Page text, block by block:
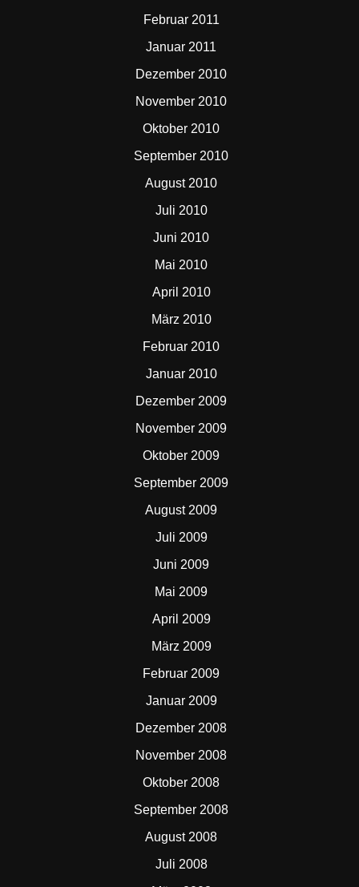
Februar 2011
Januar 2011
Dezember 2010
November 2010
Oktober 2010
September 2010
August 2010
Juli 2010
Juni 2010
Mai 2010
April 2010
März 2010
Februar 2010
Januar 2010
Dezember 2009
November 2009
Oktober 2009
September 2009
August 2009
Juli 2009
Juni 2009
Mai 2009
April 2009
März 2009
Februar 2009
Januar 2009
Dezember 2008
November 2008
Oktober 2008
September 2008
August 2008
Juli 2008